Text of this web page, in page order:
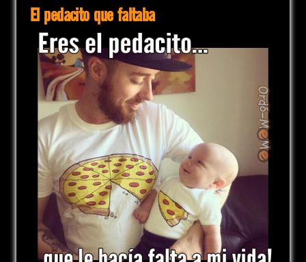
El pedacito que faltaba